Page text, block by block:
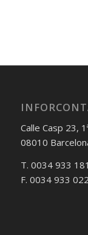
Calle Casp 23,
08010
T. 0034 933
F. 0034 933